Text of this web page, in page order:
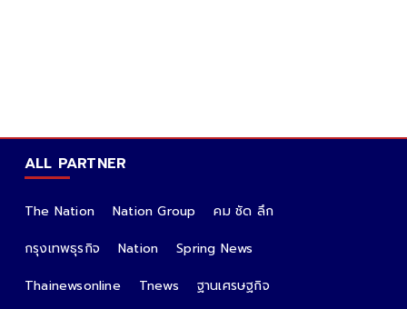
ALL PARTNER
The Nation Nation Group
คม ชัด ลึก
กรุงเทพธุรกิจ
Nation
Spring News
Thainewsonline
Tnews ฐานเศรษฐกิจ